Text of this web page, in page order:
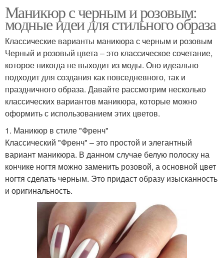
Маникюр с черным и розовым:
модные идеи для стильного образа
Классические варианты маникюра с черным и розовым
Черный и розовый цвета – это классическое сочетание,
которое никогда не выходит из моды. Оно идеально
подходит для создания как повседневного, так и
праздничного образа. Давайте рассмотрим несколько
классических вариантов маникюра, которые можно
оформить с использованием этих цветов.
1. Маникюр в стиле "Френч"
Классический "Френч" – это простой и элегантный
вариант маникюра. В данном случае белую полоску на
кончике ногтя можно заменить розовой, а основной цвет
ногтя сделать черным. Это придаст образу изысканность
и оригинальность.